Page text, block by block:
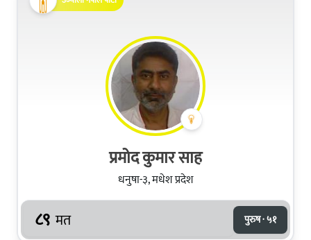
प्रमोद कुमार साह
धनुषा-३, मधेश प्रदेश
८९ मत पुरुष · ५१